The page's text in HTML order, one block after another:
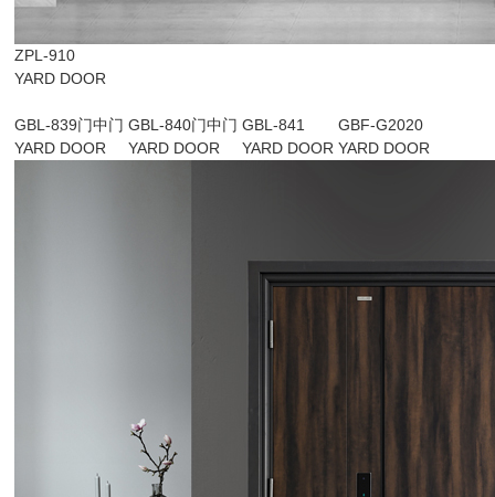
ZPL-910
YARD DOOR
GBL-839门中门
YARD DOOR
GBL-840门中门
YARD DOOR
GBL-841
YARD DOOR
GBF-G2020
YARD DOOR